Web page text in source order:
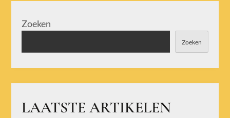
Zoeken
Zoeken
LAATSTE ARTIKELEN